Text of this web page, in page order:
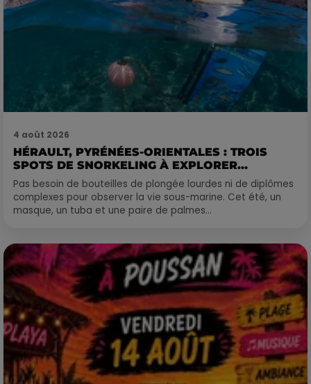
4 août 2026
HÉRAULT, PYRÉNÉES-ORIENTALES : TROIS
SPOTS DE SNORKELING À EXPLORER...
Pas besoin de bouteilles de plongée lourdes ni de diplômes
complexes pour observer la vie sous-marine. Cet été, un
masque, un tuba et une paire de palmes...